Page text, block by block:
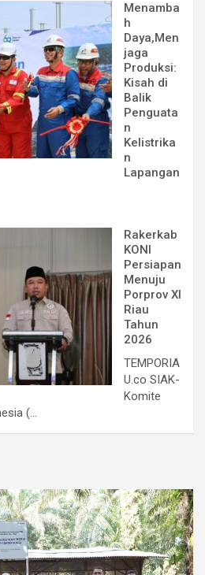
Menamba
h
Daya,Men
jaga
Produksi:
Kisah di
Balik
Penguata
n
Kelistrika
n
Lapangan
Rakerkab
KONI
Persiapan
Menuju
Porprov XI
Riau
Tahun
2026
TEMPORIA
U.co SIAK-
Komite
(...